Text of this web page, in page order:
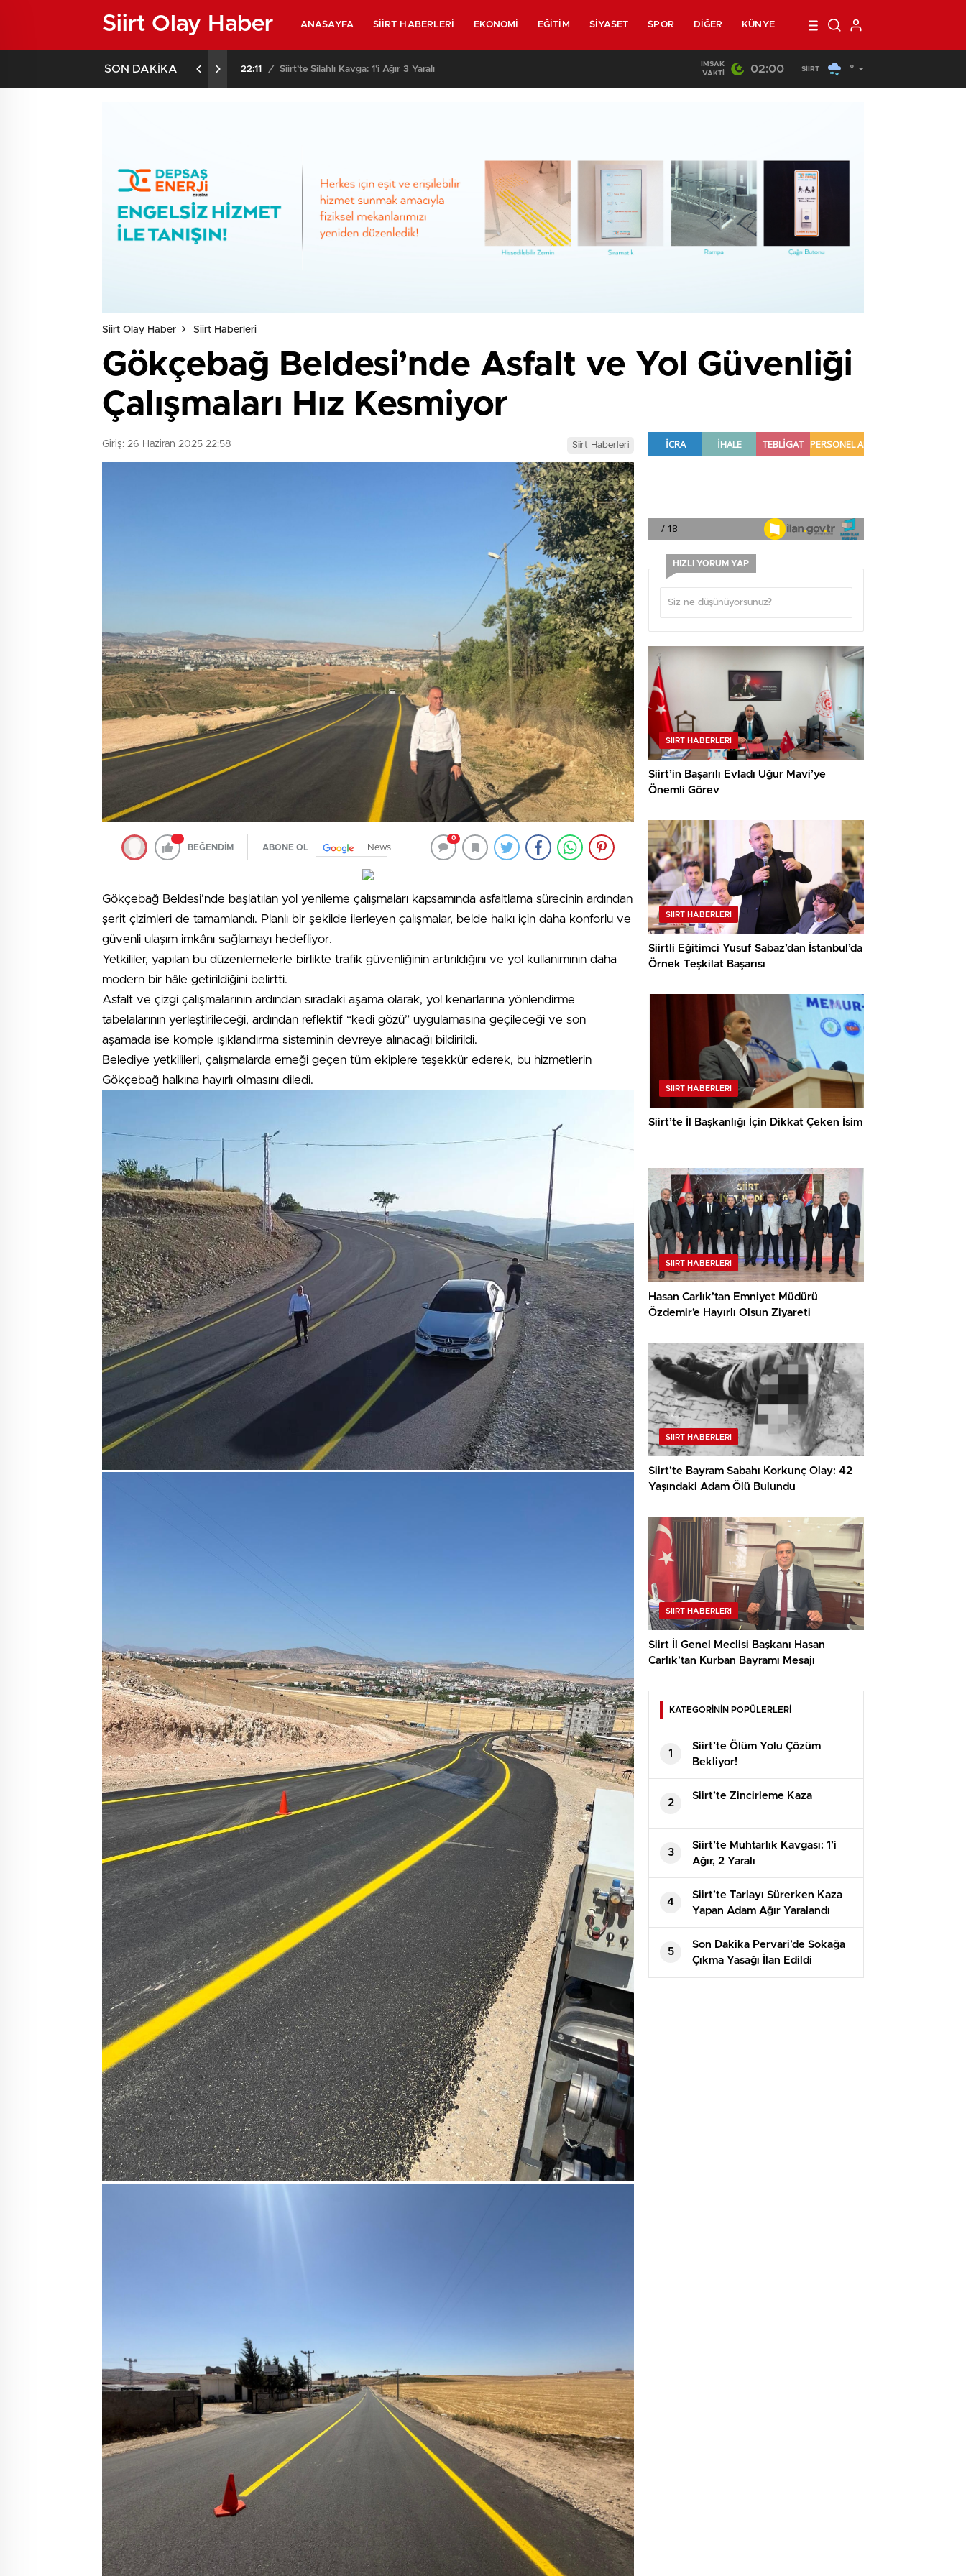
Siirt Olay Haber ANASAYFA SIIRT HABERLERI EKONOMI EĞITIM SIYASET SPOR DIĞER KÜNYE
SON DAKİKA 02:02 / Siirt’te Eve Saldırmak İsteyen Grubu Polis Durdurdu 22:44 / Siirt’te Yangın Paniği
İMSAK
VAKTI
02:00 SIIRT °
Siirt Olay Haber Siirt Haberleri
Gökçebağ Beldesi’nde Asfalt ve Yol Güvenliği
Çalışmaları Hız Kesmiyor
Giriş: 26 Haziran 2025 22:58 Siirt Haberleri
BEĞENDİM ABONE OL News
0
Gökçebağ Beldesi’nde başlatılan yol yenileme çalışmaları kapsamında asfaltlama sürecinin ardından
şerit çizimleri de tamamlandı. Planlı bir şekilde ilerleyen çalışmalar, belde halkı için daha konforlu ve
güvenli ulaşım imkânı sağlamayı hedefliyor.
Yetkililer, yapılan bu düzenlemelerle birlikte trafik güvenliğinin artırıldığını ve yol kullanımının daha
modern bir hâle getirildiğini belirtti.
Asfalt ve çizgi çalışmalarının ardından sıradaki aşama olarak, yol kenarlarına yönlendirme
tabelalarının yerleştirileceği, ardından reflektif “kedi gözü” uygulamasına geçileceği ve son
aşamada ise komple ışıklandırma sisteminin devreye alınacağı bildirildi.
Belediye yetkilileri, çalışmalarda emeği geçen tüm ekiplere teşekkür ederek, bu hizmetlerin
Gökçebağ halkına hayırlı olmasını diledi.
HIZLI YORUM YAP
SIIRT HABERLERI
Siirt’in Başarılı Evladı Uğur Mavi’ye
Önemli Görev
SIIRT HABERLERI
Siirtli Eğitimci Yusuf Sabaz’dan İstanbul’da
Örnek Teşkilat Başarısı
SIIRT HABERLERI
Siirt’te İl Başkanlığı İçin Dikkat Çeken İsim
SIIRT HABERLERI
Hasan Carlık’tan Emniyet Müdürü
Özdemir’e Hayırlı Olsun Ziyareti
SIIRT HABERLERI
Siirt’te Bayram Sabahı Korkunç Olay: 42
Yaşındaki Adam Ölü Bulundu
SIIRT HABERLERI
Siirt İl Genel Meclisi Başkanı Hasan
Carlık’tan Kurban Bayramı Mesajı
KATEGORİNİN POPÜLERLERİ
1
Siirt’te Ölüm Yolu Çözüm
Bekliyor!
2
Siirt’te Zincirleme Kaza
3
Siirt’te Muhtarlık Kavgası: 1’i
Ağır, 2 Yaralı
4
Siirt’te Tarlayı Sürerken Kaza
Yapan Adam Ağır Yaralandı
5
Son Dakika Pervari’de Sokağa
Çıkma Yasağı İlan Edildi